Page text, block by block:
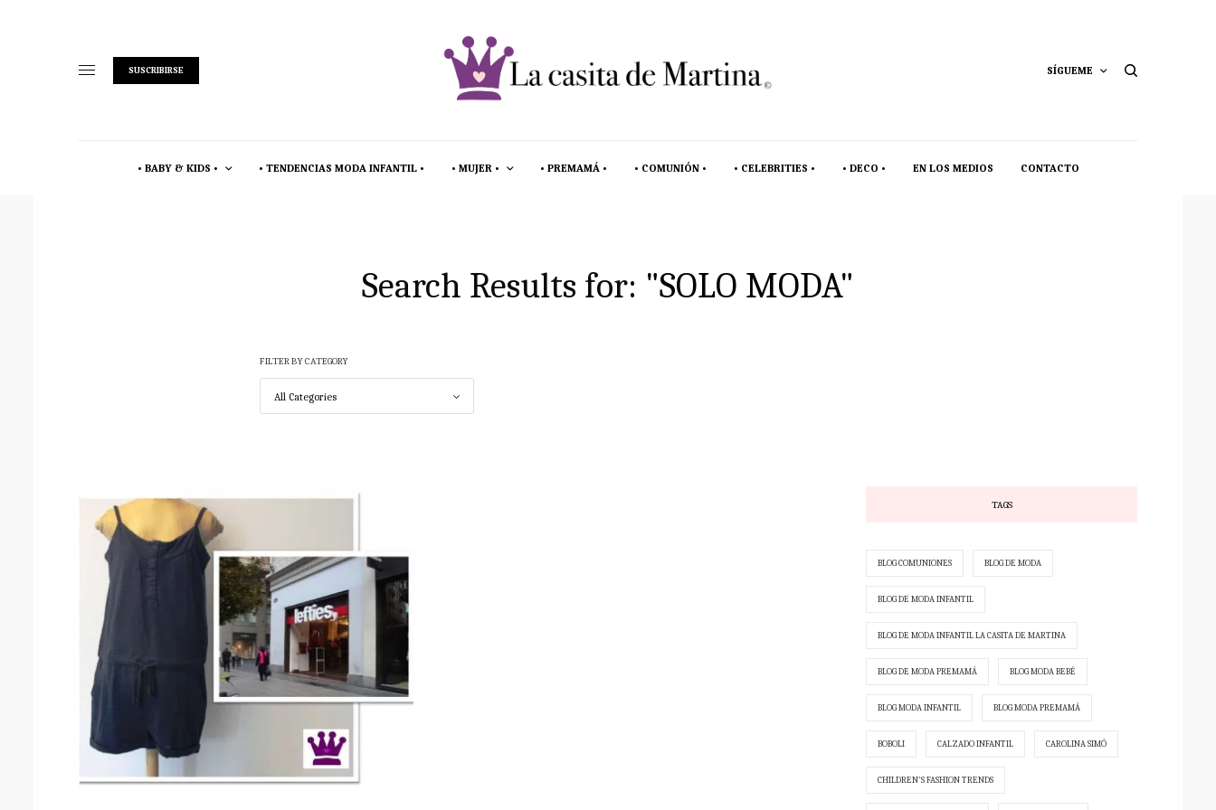
SUSCRIBIRSE SÍGUEME
• BABY & KIDS • • TENDENCIAS MODA INFANTIL • • MUJER • • PREMAMÁ • • COMUNIÓN • • CELEBRITIES • • DECO • EN LOS MEDIOS CONTACTO
Search Results for: "SOLO MODA"
FILTER BY CATEGORY
TAGS
BLOG COMUNIONES BLOG DE MODA
BLOG DE MODA INFANTIL
BLOG DE MODA INFANTIL LA CASITA DE MARTINA
BLOG DE MODA PREMAMÁ BLOG MODA BEBÉ
BLOG MODA INFANTIL BLOG MODA PREMAMÁ
BOBOLI CALZADO INFANTIL CAROLINA SIMÓ
CHILDREN'S FASHION TRENDS